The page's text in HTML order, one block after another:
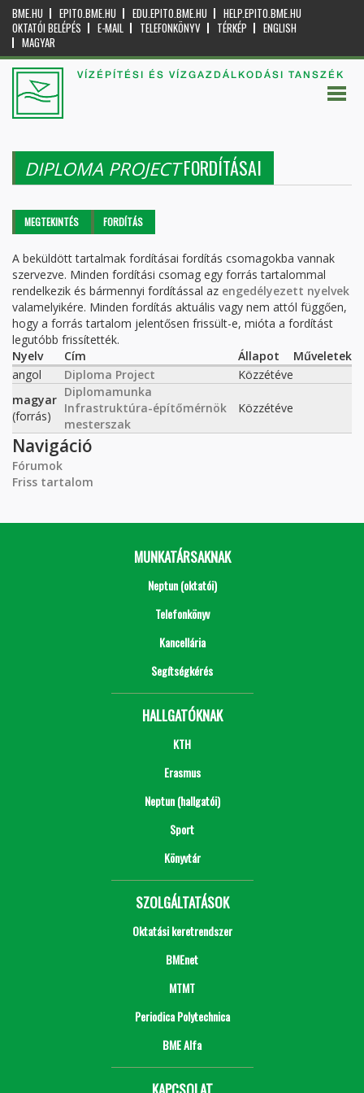
BME.HU EPITO.BME.HU EDU.EPITO.BME.HU
HELP.EPITO.BME.HU
OKTATÓI BELÉPÉS
E-MAIL TELEFONKÖNYV TÉRKÉP
ENGLISH
MAGYAR
VÍZÉPÍTÉSI ÉS VÍZGAZDÁLKODÁSI TANSZÉK
DIPLOMA PROJECTFORDÍTÁSAI
Elsődleges fülek
MEGTEKINTÉS FORDÍTÁS
A beküldött tartalmak fordításai fordítás csomagokba vannak
szervezve. Minden fordítási csomag egy forrás tartalommal
rendelkezik és bármennyi fordítással az engedélyezett nyelvek
valamelyikére. Minden fordítás aktuális vagy nem attól függően,
hogy a forrás tartalom jelentősen frissült-e, mióta a fordítást
legutóbb frissítették.
Nyelv
Cím Állapot
Műveletek
angol
Diploma Project
Közzétéve
magyar
(forrás)
Diplomamunka
Infrastruktúra-építőmérnök
mesterszak
Közzétéve
Navigáció
Fórumok
Friss tartalom
MUNKATÁRSAKNAK
Neptun (oktatói)
Telefonkönyv
Kancellária
Segítségkérés
HALLGATÓKNAK
KTH
Erasmus
Neptun (hallgatói)
Sport
Könyvtár
SZOLGÁLTATÁSOK
Oktatási keretrendszer
BMEnet
MTMT
Periodica Polytechnica
BME Alfa